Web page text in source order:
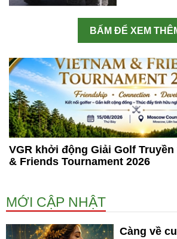
BẤM ĐỂ XEM
VGR khởi động Giải Golf
& Friends Tournament 2026
MỚI CẬP NHẬT
Càng về